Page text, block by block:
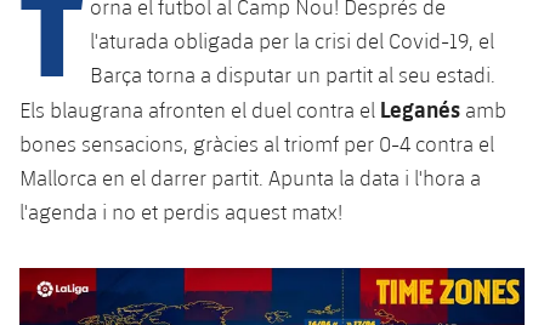
plusicon
més
Instal·lacions
Spotify Camp Nou
Palau Blaugrana
SUB13
SUB12
SUB11 A
SUB10 A
SUB13 B
SUB12 C
SUB11 C
Entrades
Gameday Shows
Resultats
Jugadors
Base
Barça Atlètic
Junior
Cadet A
Infantil A
Campus Estiu
PLUSICON
Primer Equip
plusicon
més
Actualitat
Calendari
Barça Atlètic
plusicon
més
Actualitat
Base
plusicon
més
orna el futbol al Camp Nou! Després de
l'aturada obligada per la crisi del Covid-19, el
Barça torna a disputar un partit al seu estadi.
Els blaugrana afronten el duel contra el Leganés amb
bones sensacions, gràcies al triomf per 0-4 contra el
Mallorca en el darrer partit. Apunta la data i l'hora a
l'agenda i no et perdis aquest matx!